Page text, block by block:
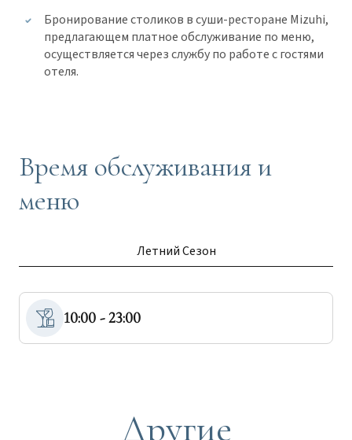
Бронирование столиков в суши-ресторане Mizuhi,
предлагающем платное обслуживание по меню,
осуществляется через службу по работе с гостями
отеля.
Время обслуживания и
меню
Летний Сезон
10:00 - 23:00
Другие